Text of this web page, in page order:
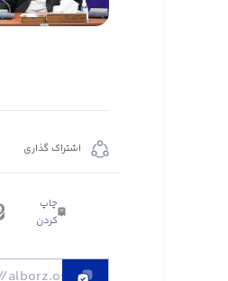
اشتراک گذاری
چاپ
کردن